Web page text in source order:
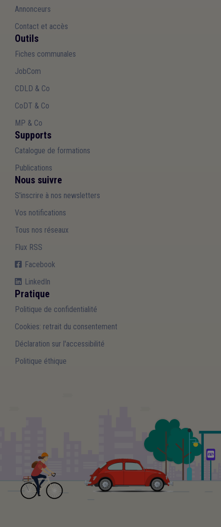
Annonceurs
Contact et accès
Outils
Fiches communales
JobCom
CDLD & Co
CoDT & Co
MP & Co
Supports
Catalogue de formations
Publications
Nous suivre
S'inscrire à nos newsletters
Vos notifications
Tous nos réseaux
Flux RSS
Facebook
LinkedIn
Pratique
Politique de confidentialité
Cookies: retrait du consentement
Déclaration sur l'accessibilité
Politique éthique